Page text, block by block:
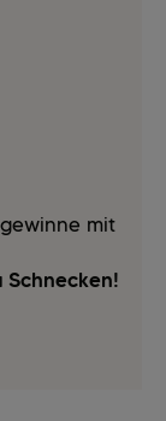
mit
Schnecken!